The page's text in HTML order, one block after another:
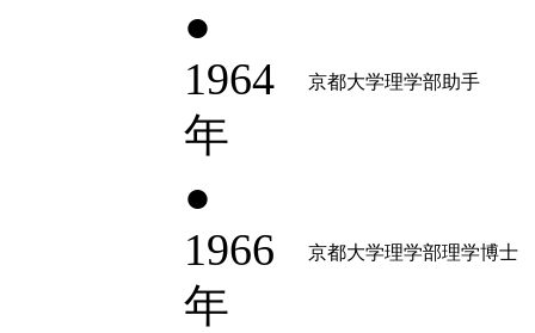
●
1964
年
京都大学理学部助手
●
1966
年
京都大学理学部理学博士